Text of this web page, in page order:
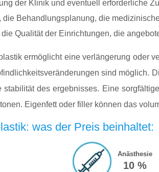
der Klinik und eventuell erforderliche
die Behandlungsplanung, die
Qualität der Einrichtungen, die
ermöglicht eine verlängerung oder
sind möglich.
stabilität des ergebnisses. Eine
Eigenfett oder filler können das
was der Preis beinhaltet:
Anästhesie
10 %